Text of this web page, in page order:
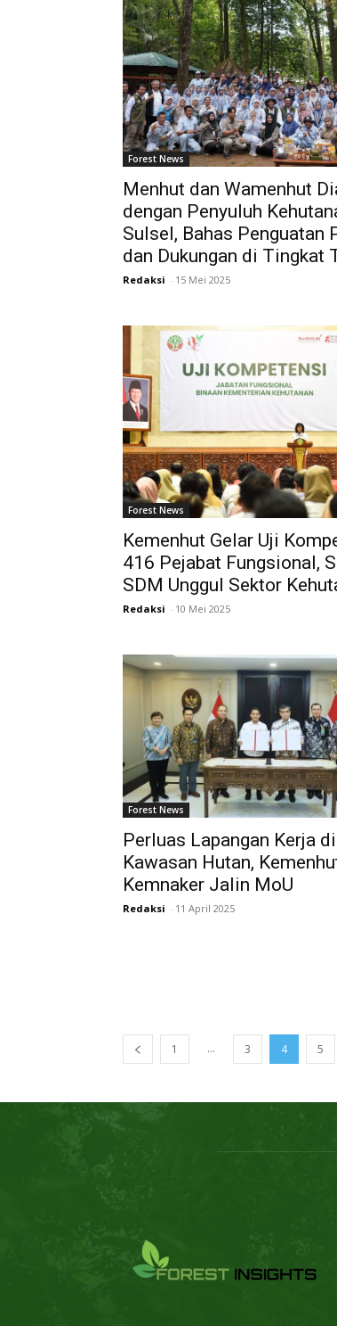
Forest News
Menhut dan Wamenhut
dengan Penyuluh
Sulsel, Bahas Penguatan
dan Dukungan di Tingkat
Redaksi - 15 Mei 2025
Forest News
Kemenhut Gelar Uji
416 Pejabat Fungsional,
SDM Unggul Sektor
Redaksi - 10 Mei 2025
Forest News
Perluas Lapangan Kerja di
Kawasan Hutan,
Kemnaker Jalin MoU
Redaksi - 11 April 2025
1 ... 3 4 5